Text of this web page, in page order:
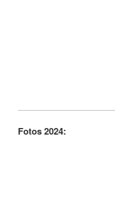
Fotos 2024: